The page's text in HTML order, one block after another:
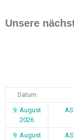
Unsere
Datum
9. August
2026
9. August